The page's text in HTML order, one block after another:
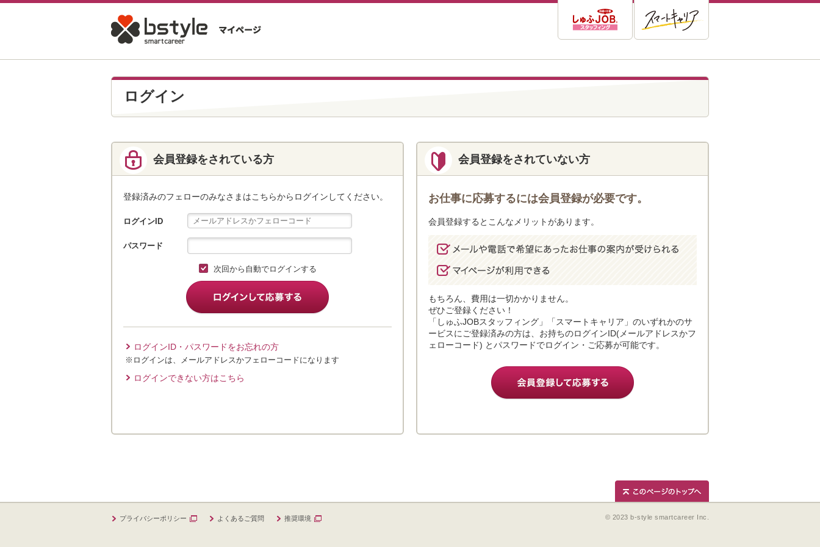
ログイン
会員登録をされている方
登録済みのフェローのみなさまはこちらからログインしてください。
ログインID
パスワード
次回から自動でログインする
ログインID・パスワードをお忘れの方
※ログインは、メールアドレスかフェローコードになります
ログインできない方はこちら
会員登録をされていない方
お仕事に応募するには会員登録が必要です。
会員登録するとこんなメリットがあります。
もちろん、費用は一切かかりません。
ぜひご登録ください！
「しゅふJOBスタッフィング」「スマートキャリア」のいずれかのサ
ービスにご登録済みの方は、お持ちのログインID(メールアドレスかフ
ェローコード) とパスワードでログイン・ご応募が可能です。
プライバシーポリシー よくあるご質問 推奨環境 © 2023 b-style smartcareer Inc.